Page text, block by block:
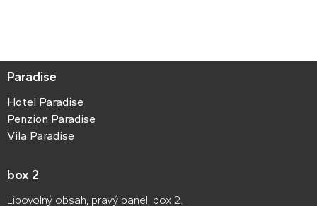
Paradise
Hotel Paradise
Penzion Paradise
Vila Paradise
box 2
Libovolný obsah, pravý panel, box 2.